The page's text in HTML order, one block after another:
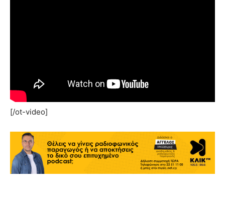
[/ot-video]